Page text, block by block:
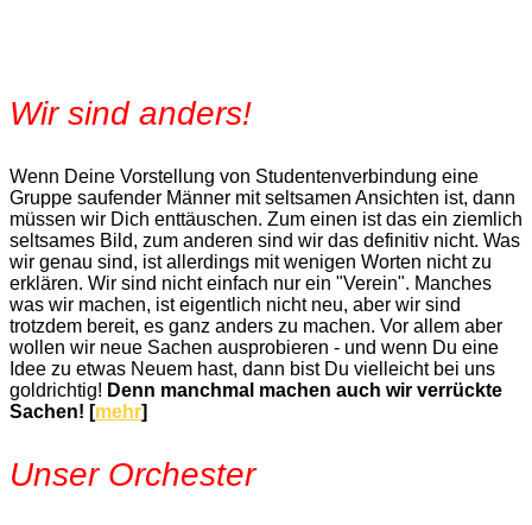
Wir sind anders!
Wenn Deine Vorstellung von Studentenverbindung eine
Gruppe saufender Männer mit seltsamen Ansichten ist, dann
müssen wir Dich enttäuschen. Zum einen ist das ein ziemlich
seltsames Bild, zum anderen sind wir das definitiv nicht. Was
wir genau sind, ist allerdings mit wenigen Worten nicht zu
erklären. Wir sind nicht einfach nur ein "Verein". Manches
was wir machen, ist eigentlich nicht neu, aber wir sind
trotzdem bereit, es ganz anders zu machen. Vor allem aber
wollen wir neue Sachen ausprobieren - und wenn Du eine
Idee zu etwas Neuem hast, dann bist Du vielleicht bei uns
goldrichtig! Denn manchmal machen auch wir verrückte
Sachen! [mehr]
Unser Orchester